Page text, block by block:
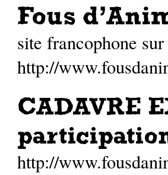
Fous
site francophone
http://
CADAVRE
http://